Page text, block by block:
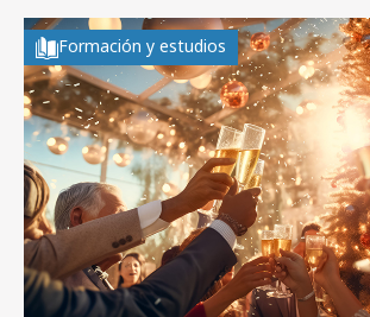
Formación y estudios